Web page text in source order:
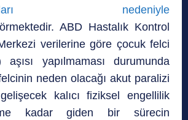
nedeniyle
ABD Hastalık Kontrol
verilerine göre çocuk felci
aşısı yapılmaması durumunda
neden olacağı akut paralizi
kalıcı fiziksel engellilik
kadar giden bir sürecin